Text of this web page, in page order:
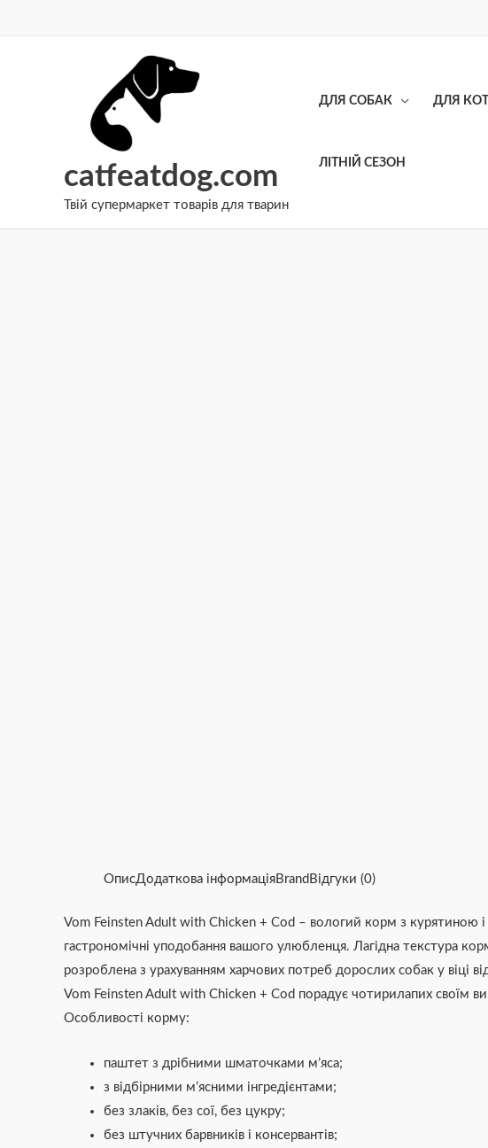
catfeatdog.com
Твій супермаркет товарів для тварин
ДЛЯ СОБАК ДЛЯ
ЛІТНІЙ СЕЗОН
ОписДодаткова інформаціяBrand Відгуки (0)
Vom Feinsten Adult with Chicken + Cod – вологий корм з курятиною
гастрономічні уподобання вашого улюбленця. Лагідна текстура
розроблена з урахуванням харчових потреб дорослих собак у віці
Vom Feinsten Adult with Chicken + Cod порадує чотирилапих своїм
Особливості корму:
паштет з дрібними шматочками м’яса;
з відбірними м’ясними інгредієнтами;
без злаків, без сої, без цукру;
без штучних барвників і консервантів;